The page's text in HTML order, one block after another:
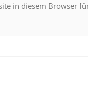
in diesem Browser